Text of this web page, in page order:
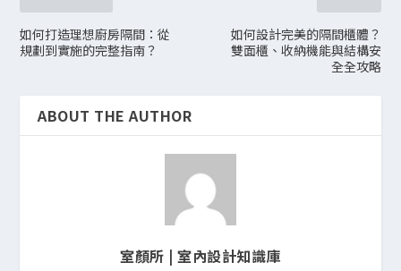
如何打造理想廚房隔間：從
規劃到實施的完整指南？
如何設計完美的隔間櫃體？
雙面櫃、收納機能與結構安
全全攻略
ABOUT THE AUTHOR
室顏所 | 室內設計知識庫